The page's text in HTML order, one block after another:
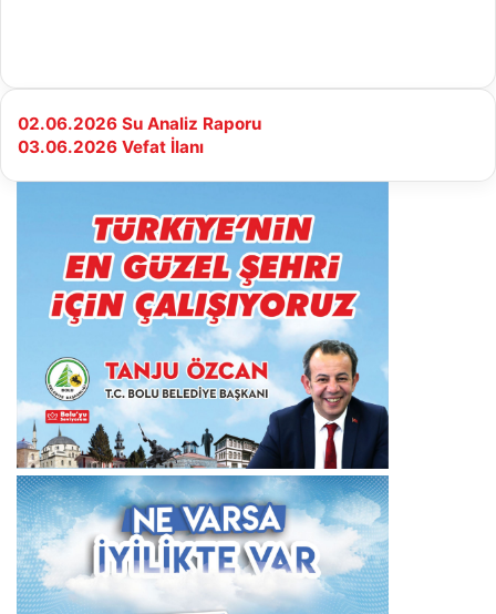
02.06.2026
Su
02.06.2026 Su Analiz Raporu
03.06.2026
03.06.2026 Vefat İlanı